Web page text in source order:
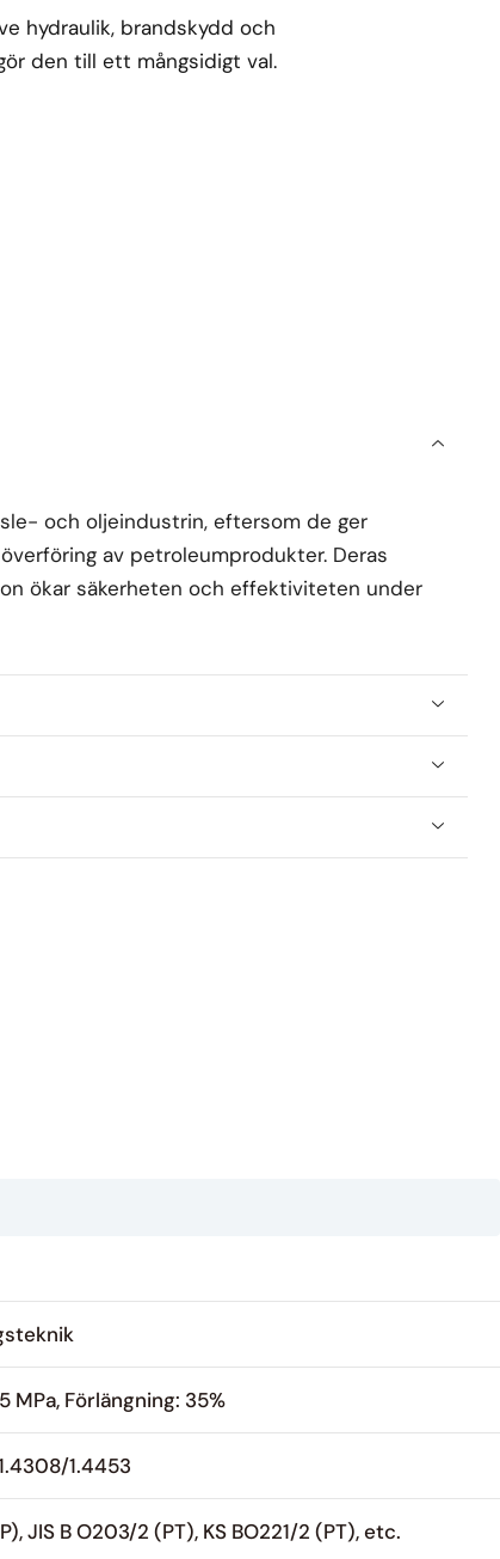
hydraulik, brandskydd och
den till ett mångsidigt val.
och oljeindustrin, eftersom de ger
av petroleumprodukter. Deras
ökar säkerheten och effektiviteten under
Förlängning: 35%
1.4453
JIS B O203/2 (PT), KS BO221/2 (PT), etc.